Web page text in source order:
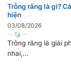
Trồng răng là gì?
hiện
03/08/2026
Trồng răng là giải
nhai,...